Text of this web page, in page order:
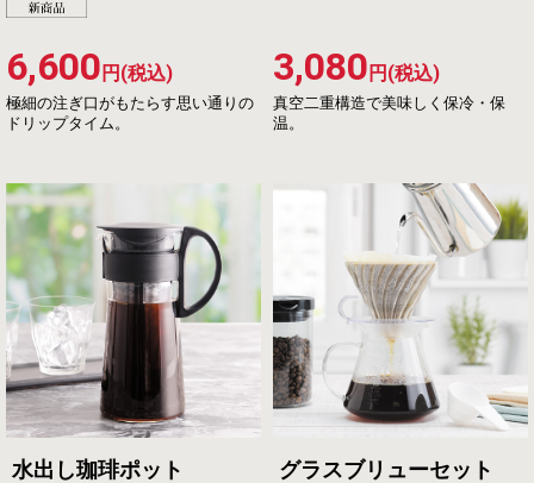
極細の注ぎ口がもたらす思い通りの
ドリップタイム。
6,600 円(税込)
真空二重構造で美味しく保冷・保
温。
3,080 円(税込)
水出し珈琲ポット グラスブリューセット